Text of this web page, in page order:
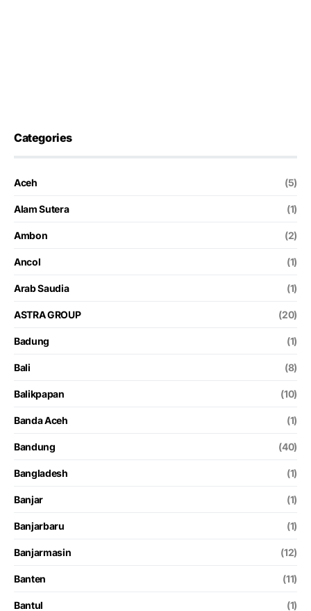
Categories
Aceh (5)
Alam Sutera (1)
Ambon (2)
Ancol (1)
Arab Saudia (1)
ASTRA GROUP (20)
Badung (1)
Bali (8)
Balikpapan (10)
Banda Aceh (1)
Bandung (40)
Bangladesh (1)
Banjar (1)
Banjarbaru (1)
Banjarmasin (12)
Banten (11)
Bantul (1)